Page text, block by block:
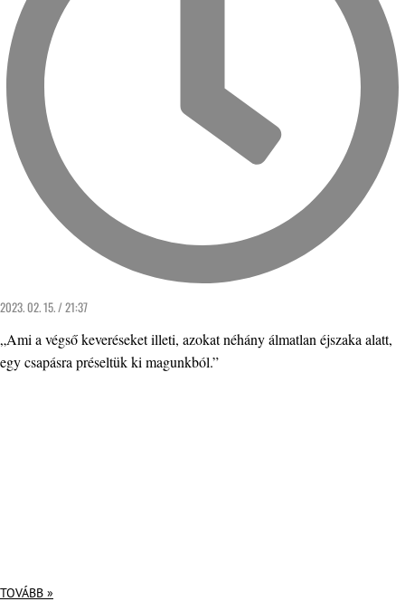
2023. 02. 15. / 21:37
„Ami a végső keveréseket illeti, azokat néhány álmatlan éjszaka alatt,
egy csapásra préseltük ki magunkból.”
TOVÁBB »